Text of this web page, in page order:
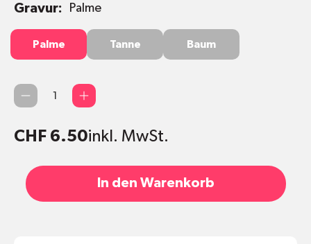
Gravur: Palme
PalmePalme TanneTanne BaumBaum
Anzahl
CHF 6.50inkl. MwSt.
In den Warenkorb